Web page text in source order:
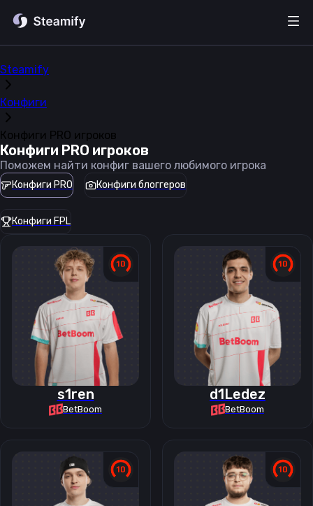
Steamify
Конфиги
Конфиги PRO игроков
Конфиги PRO игроков
Поможем найти конфиг вашего любимого игрока
Конфиги PRO Конфиги блоггеров
Конфиги FPL
s1ren
BetBoom
d1Ledez
BetBoom